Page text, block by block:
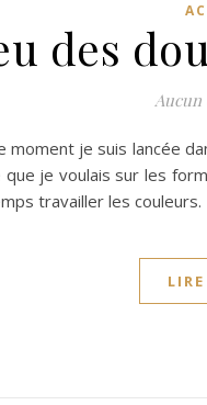
des
Aucun
moment je suis lancée
je voulais sur les
travailler les couleurs.